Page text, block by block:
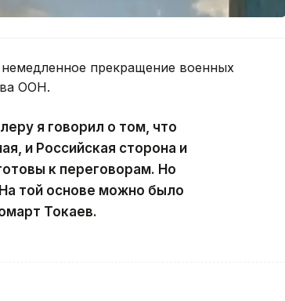
прекращение военных
ООН.
я говорил о том, что
и Российская сторона и
к переговорам. Но
той основе можно было
Токаев.